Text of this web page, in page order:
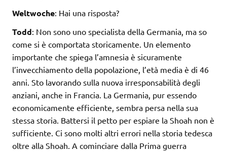
Weltwoche: Hai una risposta?
Todd: Non sono uno specialista della Germania, ma so
come si è comportata storicamente. Un elemento
importante che spiega l’amnesia è sicuramente
l’invecchiamento della popolazione, l’età media è di 46
anni. Sto lavorando sulla nuova irresponsabilità degli
anziani, anche in Francia. La Germania, pur essendo
economicamente efficiente, sembra persa nella sua
stessa storia. Battersi il petto per espiare la Shoah non è
sufficiente. Ci sono molti altri errori nella storia tedesca
oltre alla Shoah. A cominciare dalla Prima guerra